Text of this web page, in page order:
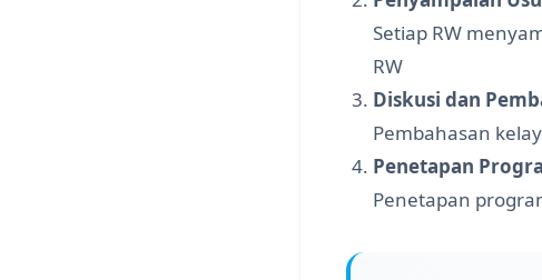
Setiap RW
RW
Diskusi dan
Pembahasan
Penetapan
Penetapan